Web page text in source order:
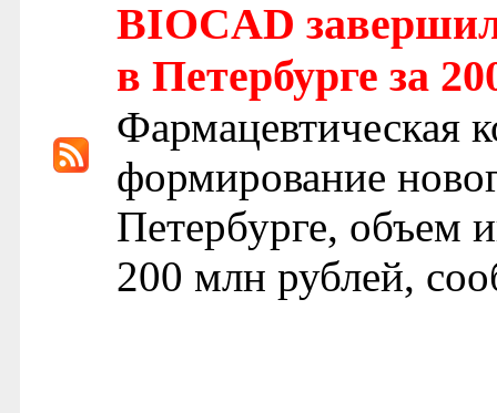
BIOCAD
в Петербурге за
Фармацевтическая
формирование
Петербурге, объем
200 млн рублей,